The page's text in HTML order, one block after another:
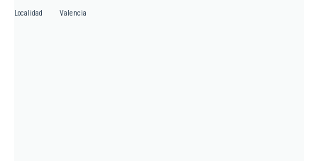
Localidad Valencia